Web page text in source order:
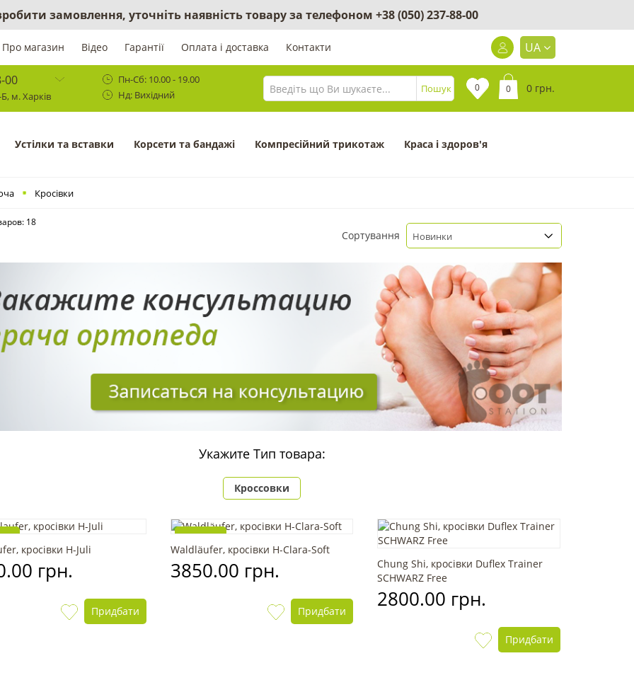
замовлення, уточніть наявність товару за телефоном +38 (050) 237-88-00
Про магазин Відео Гарантії Оплата і доставка Контакти UA
00
м. Харків
Пн-Сб: 10.00 - 19.00
Нд: Вихідний
Пошук 0 0 0 грн.
Устілки та вставки Корсети та бандажі Компресійний трикотаж Краса і здоров'я
Кросівки
18
Сортування Новинки
Укажите Тип товара:
Кроссовки
кросівки H-Juli
грн.
Придбати
Новинка
Waldläufer, кросівки H-Clara-Soft
3850.00 грн.
Придбати
Chung Shi, кросівки Duflex Trainer
SCHWARZ Free
2800.00 грн.
Придбати